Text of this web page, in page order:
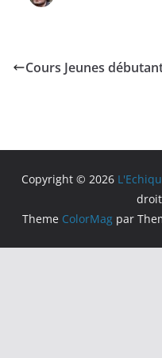
Cours Jeunes
Copyright © 2026
Theme ColorMagpar